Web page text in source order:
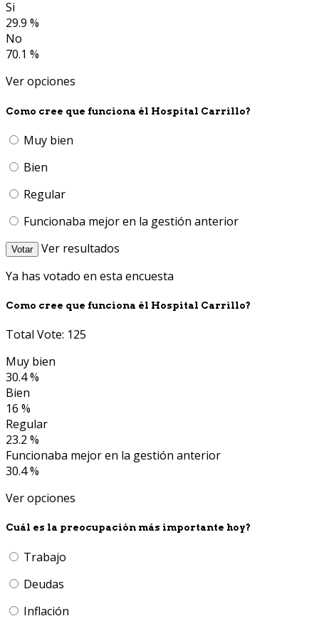
Si
29.9 %
No
70.1 %
Ver opciones
Como cree que funciona él Hospital Carrillo?
Muy bien
Bien
Regular
Funcionaba mejor en la gestión anterior
Votar
Ver resultados
Ya has votado en esta encuesta
Como cree que funciona él Hospital Carrillo?
Total Vote: 125
Muy bien
30.4 %
Bien
16 %
Regular
23.2 %
Funcionaba mejor en la gestión anterior
30.4 %
Ver opciones
Cuál es la preocupación más importante hoy?
Trabajo
Deudas
Inflación